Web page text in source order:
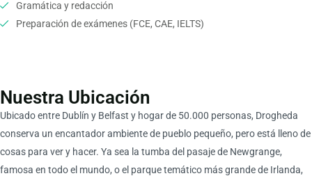
Gramática y redacción
Preparación de exámenes (FCE, CAE, IELTS)
Nuestra Ubicación
Ubicado entre Dublín y Belfast y hogar de 50.000 personas, Drogheda
conserva un encantador ambiente de pueblo pequeño, pero está lleno de
cosas para ver y hacer. Ya sea la tumba del pasaje de Newgrange,
famosa en todo el mundo, o el parque temático más grande de Irlanda,